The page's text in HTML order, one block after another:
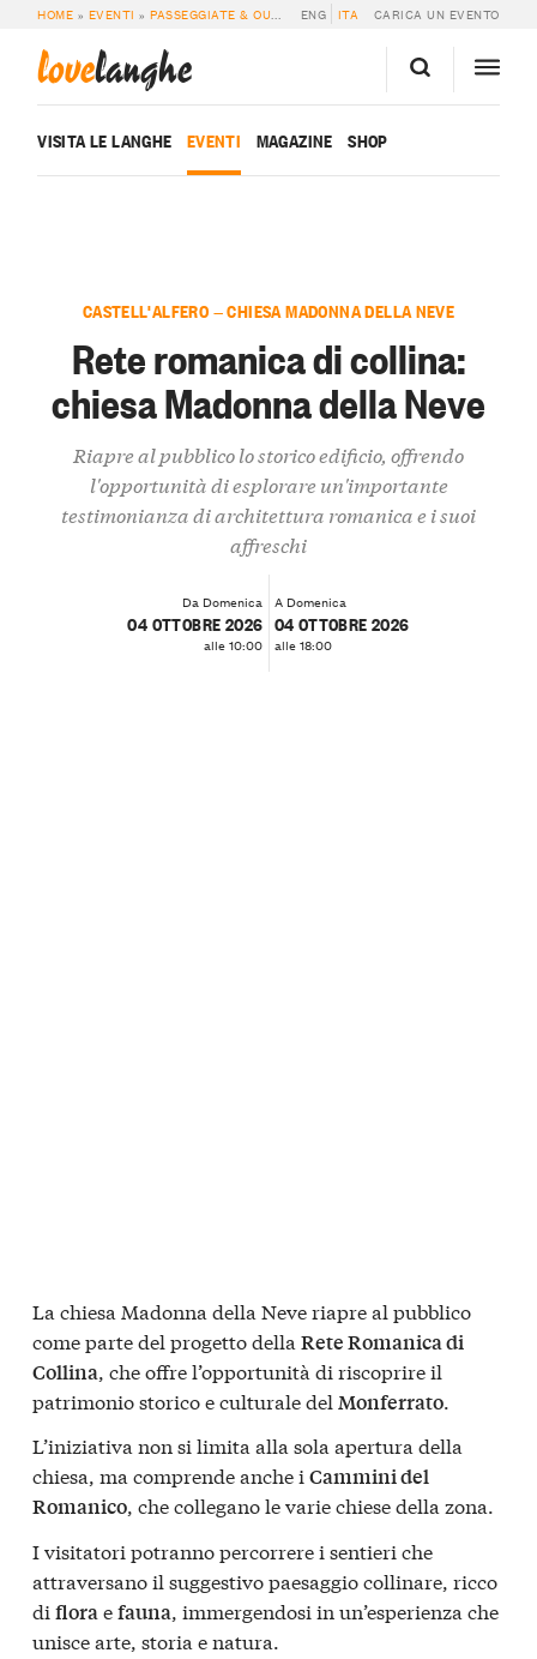
HOME » EVENTI »PASSEGGIATE & OUTDOOR » RETE ROMANICA DI COLLINA:
ENG ITA CARICA UN EVENTO
lovelanghe
VISITA LE LANGHE EVENTI MAGAZINE SHOP
CASTELL'ALFERO — CHIESA MADONNA DELLA NEVE
Rete romanica di collina:
chiesa Madonna della Neve
Riapre al pubblico lo storico edificio, offrendo
l'opportunità di esplorare un'importante
testimonianza di architettura romanica e i suoi
affreschi
Da Domenica
04 OTTOBRE 2026
alle 10:00
A Domenica
04 OTTOBRE 2026
alle 18:00
La chiesa Madonna della Neve riapre al pubblico
come parte del progetto della Rete Romanica di
Collina, che offre l’opportunità di riscoprire il
patrimonio storico e culturale del Monferrato.
L’iniziativa non si limita alla sola apertura della
chiesa, ma comprende anche i Cammini del
Romanico, che collegano le varie chiese della zona.
I visitatori potranno percorrere i sentieri che
attraversano il suggestivo paesaggio collinare, ricco
di floraefauna, immergendosi in un’esperienza che
unisce arte, storia e natura.